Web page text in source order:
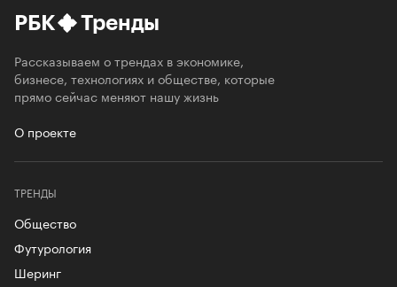
РБК Тренды
Рассказываем о трендах в экономике,
бизнесе, технологиях и обществе, которые
прямо сейчас меняют нашу жизнь
О проекте
ТРЕНДЫ
Общество
Футурология
Шеринг